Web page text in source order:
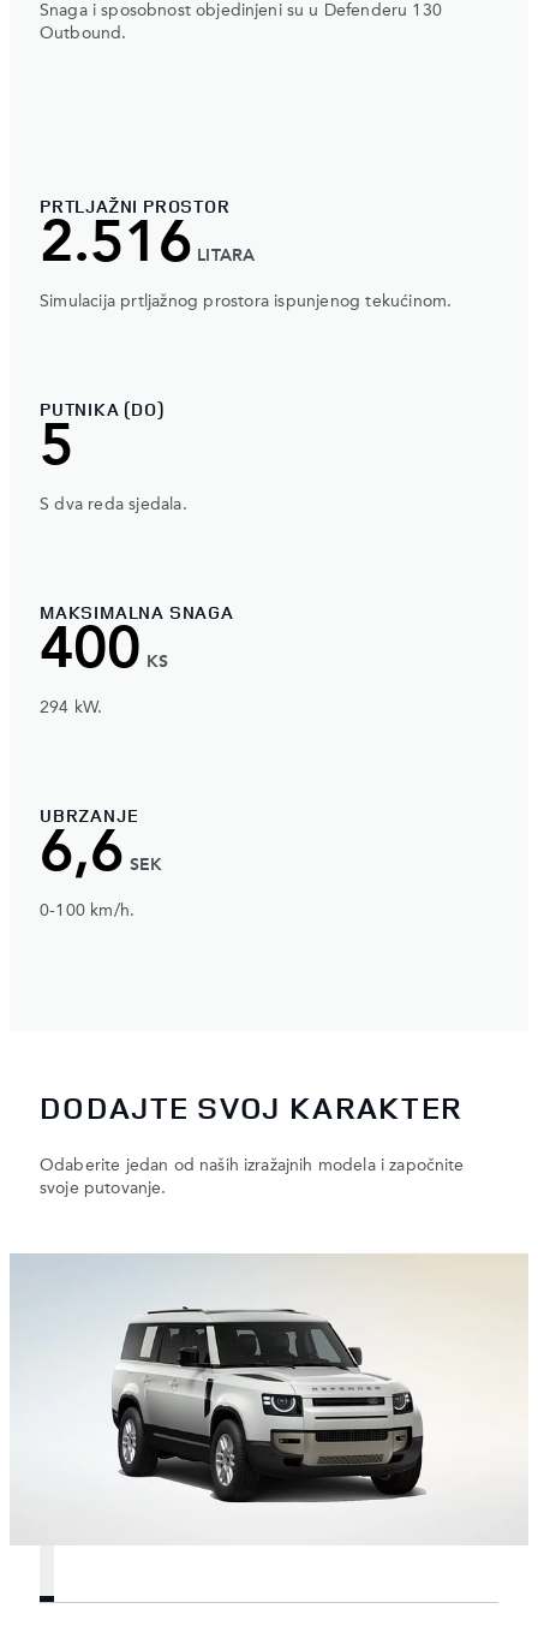
Snaga i sposobnost objedinjeni su u Defenderu 130
Outbound.
PRTLJAŽNI PROSTOR
2.516 LITARA
Simulacija prtljažnog prostora ispunjenog tekućinom.
PUTNIKA (DO)
5
S dva reda sjedala.
MAKSIMALNA SNAGA
400 KS
294 kW.
UBRZANJE
6,6 SEK
0-100 km/h.
DODAJTE SVOJ KARAKTER
Odaberite jedan od naših izražajnih modela i započnite
svoje putovanje.